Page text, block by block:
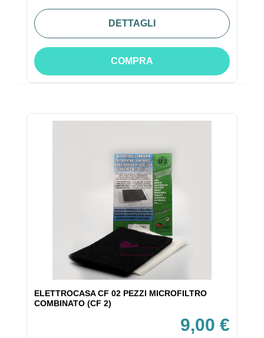
DETTAGLI
COMPRA
ELETTROCASA CF 02 PEZZI MICROFILTRO
COMBINATO (CF 2)
9,00 €